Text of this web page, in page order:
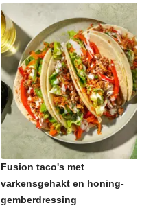
Fusion taco's met
varkensgehakt en honing-
gemberdressing